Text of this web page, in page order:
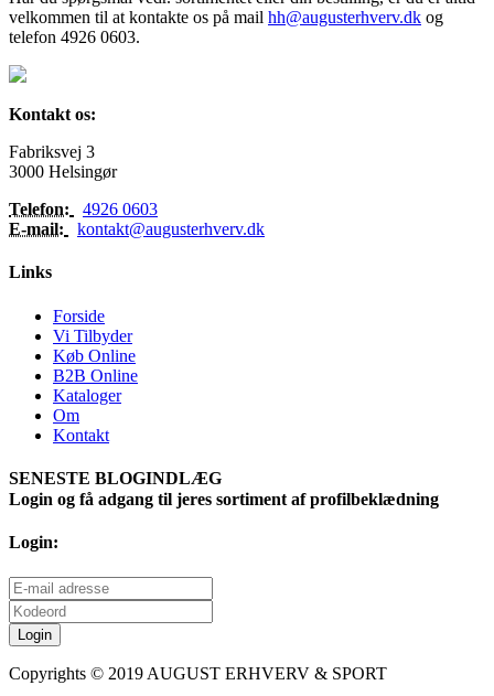
velkommen til at kontakte os på mail hh@augusterhverv.dk og
telefon 4926 0603.
Kontakt os:
Fabriksvej 3
3000 Helsingør
Telefon:
4926 0603
E-mail:
kontakt@augusterhverv.dk
Links
Forside
Vi Tilbyder
Køb Online
B2B Online
Kataloger
Om
Kontakt
SENESTE BLOGINDLÆG
Login og få adgang til jeres sortiment af profilbeklædning
Login:
Copyrights © 2019 AUGUST ERHVERV & SPORT